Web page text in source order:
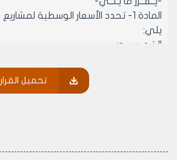
يلي:
الـتـعــبــيــد:
تحميل القرار